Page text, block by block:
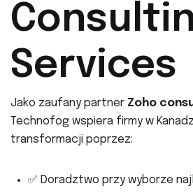
Services
Jako zaufany partner Zoho
Technofog wspiera firmy w
transformacji poprzez:
✅ Doradztwo przy wyborze